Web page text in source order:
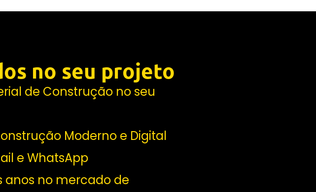
no seu projeto
de Construção no seu
Moderno e Digital
e WhatsApp
anos no mercado de